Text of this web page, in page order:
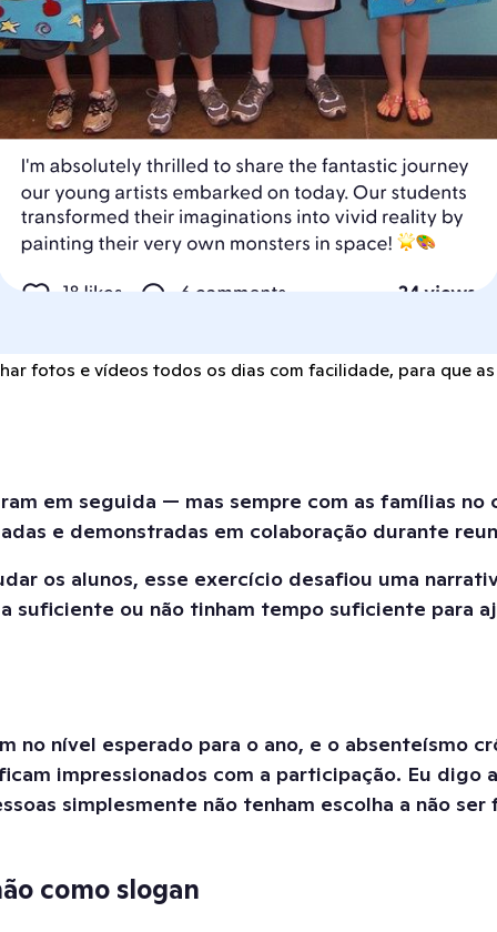
fotos e vídeos todos os dias com facilidade, para que
em seguida — mas sempre com as famílias
e demonstradas em colaboração durante
os alunos, esse exercício desafiou uma
suficiente ou não tinham tempo suficiente para
nível esperado para o ano, e o absenteísmo
impressionados com a participação. Eu digo
simplesmente não tenham escolha a não ser
como slogan